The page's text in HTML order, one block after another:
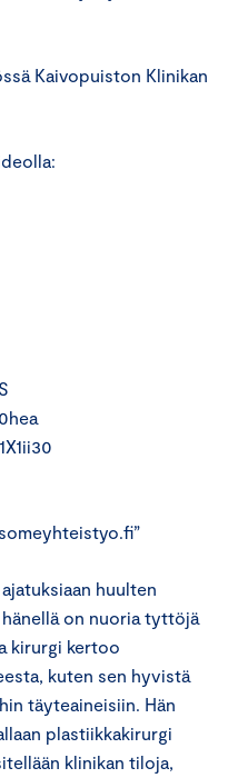
Kaivopuiston Klinikan
huulten
on nuoria tyttöjä
kirurgi kertoo
kuten sen hyvistä
täyteaineisiin. Hän
plastiikkakirurgi
klinikan tiloja,